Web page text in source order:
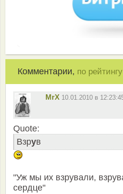
Комментарии, по рейтингу
MrX 10.01.2010 в
Quote:
Взрув
"Уж мы их взрували,
сердце"